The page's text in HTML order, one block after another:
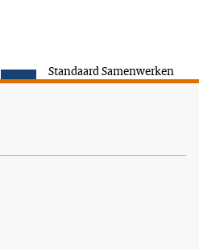
Standaard Samenwerken